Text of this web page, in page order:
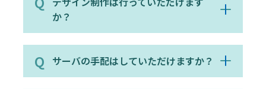
か？
サーバの手配はしていただけますか？